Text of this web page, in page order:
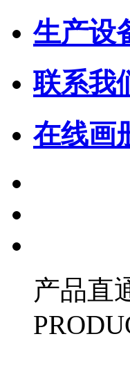
生产设
联系我
在线画
产品直